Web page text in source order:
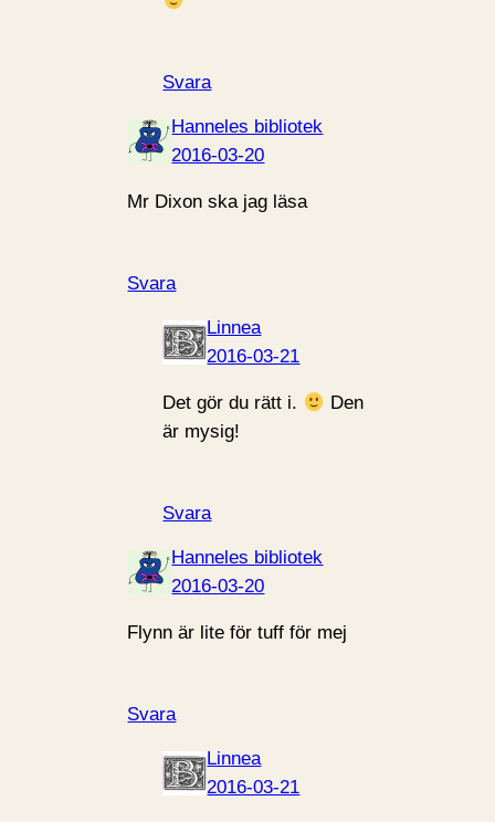
Svara
Hanneles bibliotek
2016-03-20
Mr Dixon ska jag läsa
Svara
Linnea
2016-03-21
Det gör du rätt i.
Den
är mysig!
Svara
Hanneles bibliotek
2016-03-20
Flynn är lite för tuff för mej
Svara
Linnea
2016-03-21